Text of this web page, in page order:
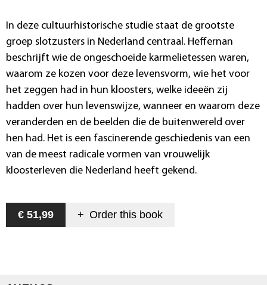
In deze cultuurhistorische studie staat de grootste
groep slotzusters in Nederland centraal. Heffernan
beschrijft wie de ongeschoeide karmelietessen waren,
waarom ze kozen voor deze levensvorm, wie het voor
het zeggen had in hun kloosters, welke ideeën zij
hadden over hun levenswijze, wanneer en waarom deze
veranderden en de beelden die de buitenwereld over
hen had. Het is een fascinerende geschiedenis van een
van de meest radicale vormen van vrouwelijk
kloosterleven die Nederland heeft gekend.
€ 51,99 + Order this book